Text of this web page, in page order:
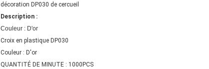
décoration DP030 de cercueil
Description :
Couleur : D'or
Croix en plastique DP030
Couleur : D'or
QUANTITÉ DE MINUTE : 1000PCS